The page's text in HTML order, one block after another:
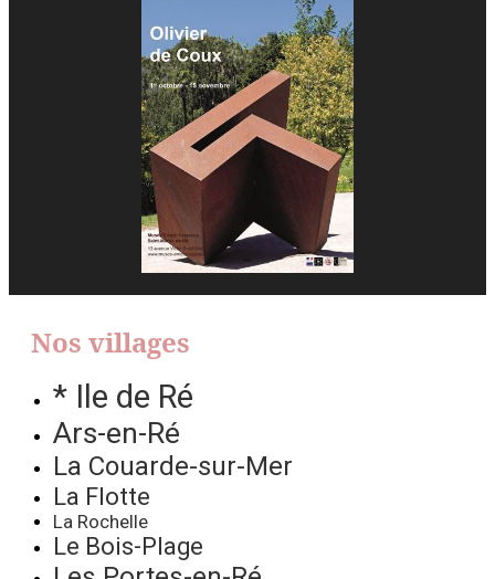
Nos villages
* Ile de Ré
Ars-en-Ré
La Couarde-sur-Mer
La Flotte
La Rochelle
Le Bois-Plage